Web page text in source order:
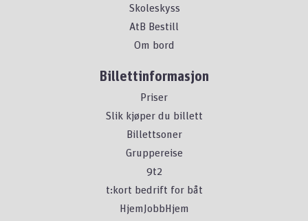
Skoleskyss
AtB Bestill
Om bord
Billettinformasjon
Priser
Slik kjøper du billett
Billettsoner
Gruppereise
9t2
t:kort bedrift for båt
HjemJobbHjem